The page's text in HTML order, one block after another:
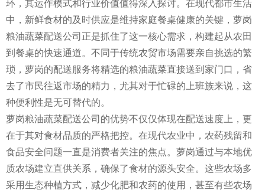
环，其运作模式和行业价值值得深入探讨。在现代都市生活
中，新鲜食材的及时供应是维持家庭餐桌健康的关键，萝岗
粮油蔬菜配送公司正是抓住了这一核心需求，构建起从农田
到餐桌的快速通道。不同于传统农贸市场需要亲自挑选的繁
琐，萝岗的配送服务将精选的粮油蔬菜直接送到家门口，省
去了市民往返市场的精力，尤其对于忙碌的上班族来说，这
种便利性是无可替代的。
萝岗粮油蔬菜配送公司的优势不仅仅体现在配送速度上，更
在于其对食材品质的严格把控。在现代农业中，农药残留和
食品安全问题一直是消费者关注的焦点。萝岗通过与本地优
质农场建立直供关系，确保了食材的源头安全。这些农场多
采用生态种植方式，减少化肥和农药的使用，甚至有些农场